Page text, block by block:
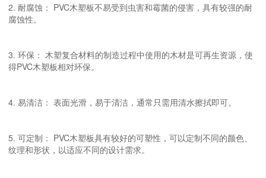
2. 耐腐蚀： PVC木塑板不易受到虫害和霉菌的侵害，具有较强的耐
腐蚀性。
3. 环保： 木塑复合材料的制造过程中使用的木材是可再生资源，使
得PVC木塑板相对环保。
4. 易清洁： 表面光滑，易于清洁，通常只需用清水擦拭即可。
5. 可定制： PVC木塑板具有较好的可塑性，可以定制不同的颜色、
纹理和形状，以适应不同的设计需求。